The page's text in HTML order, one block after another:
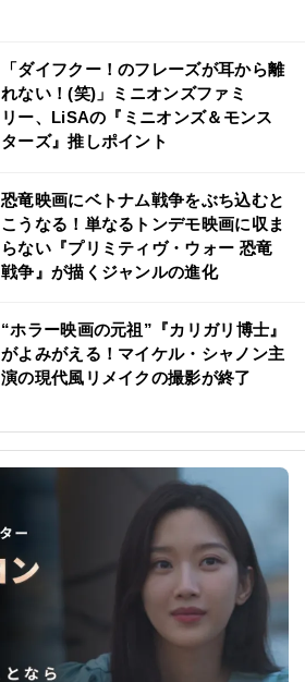
「ダイフクー！のフレーズが耳から離
れない！(笑)」ミニオンズファミ
リー、LiSAの『ミニオンズ＆モンス
ターズ』推しポイント
恐竜映画にベトナム戦争をぶち込むと
こうなる！単なるトンデモ映画に収ま
らない『プリミティヴ・ウォー 恐竜
戦争』が描くジャンルの進化
“ホラー映画の元祖”『カリガリ博士』
がよみがえる！マイケル・シャノン主
演の現代風リメイクの撮影が終了